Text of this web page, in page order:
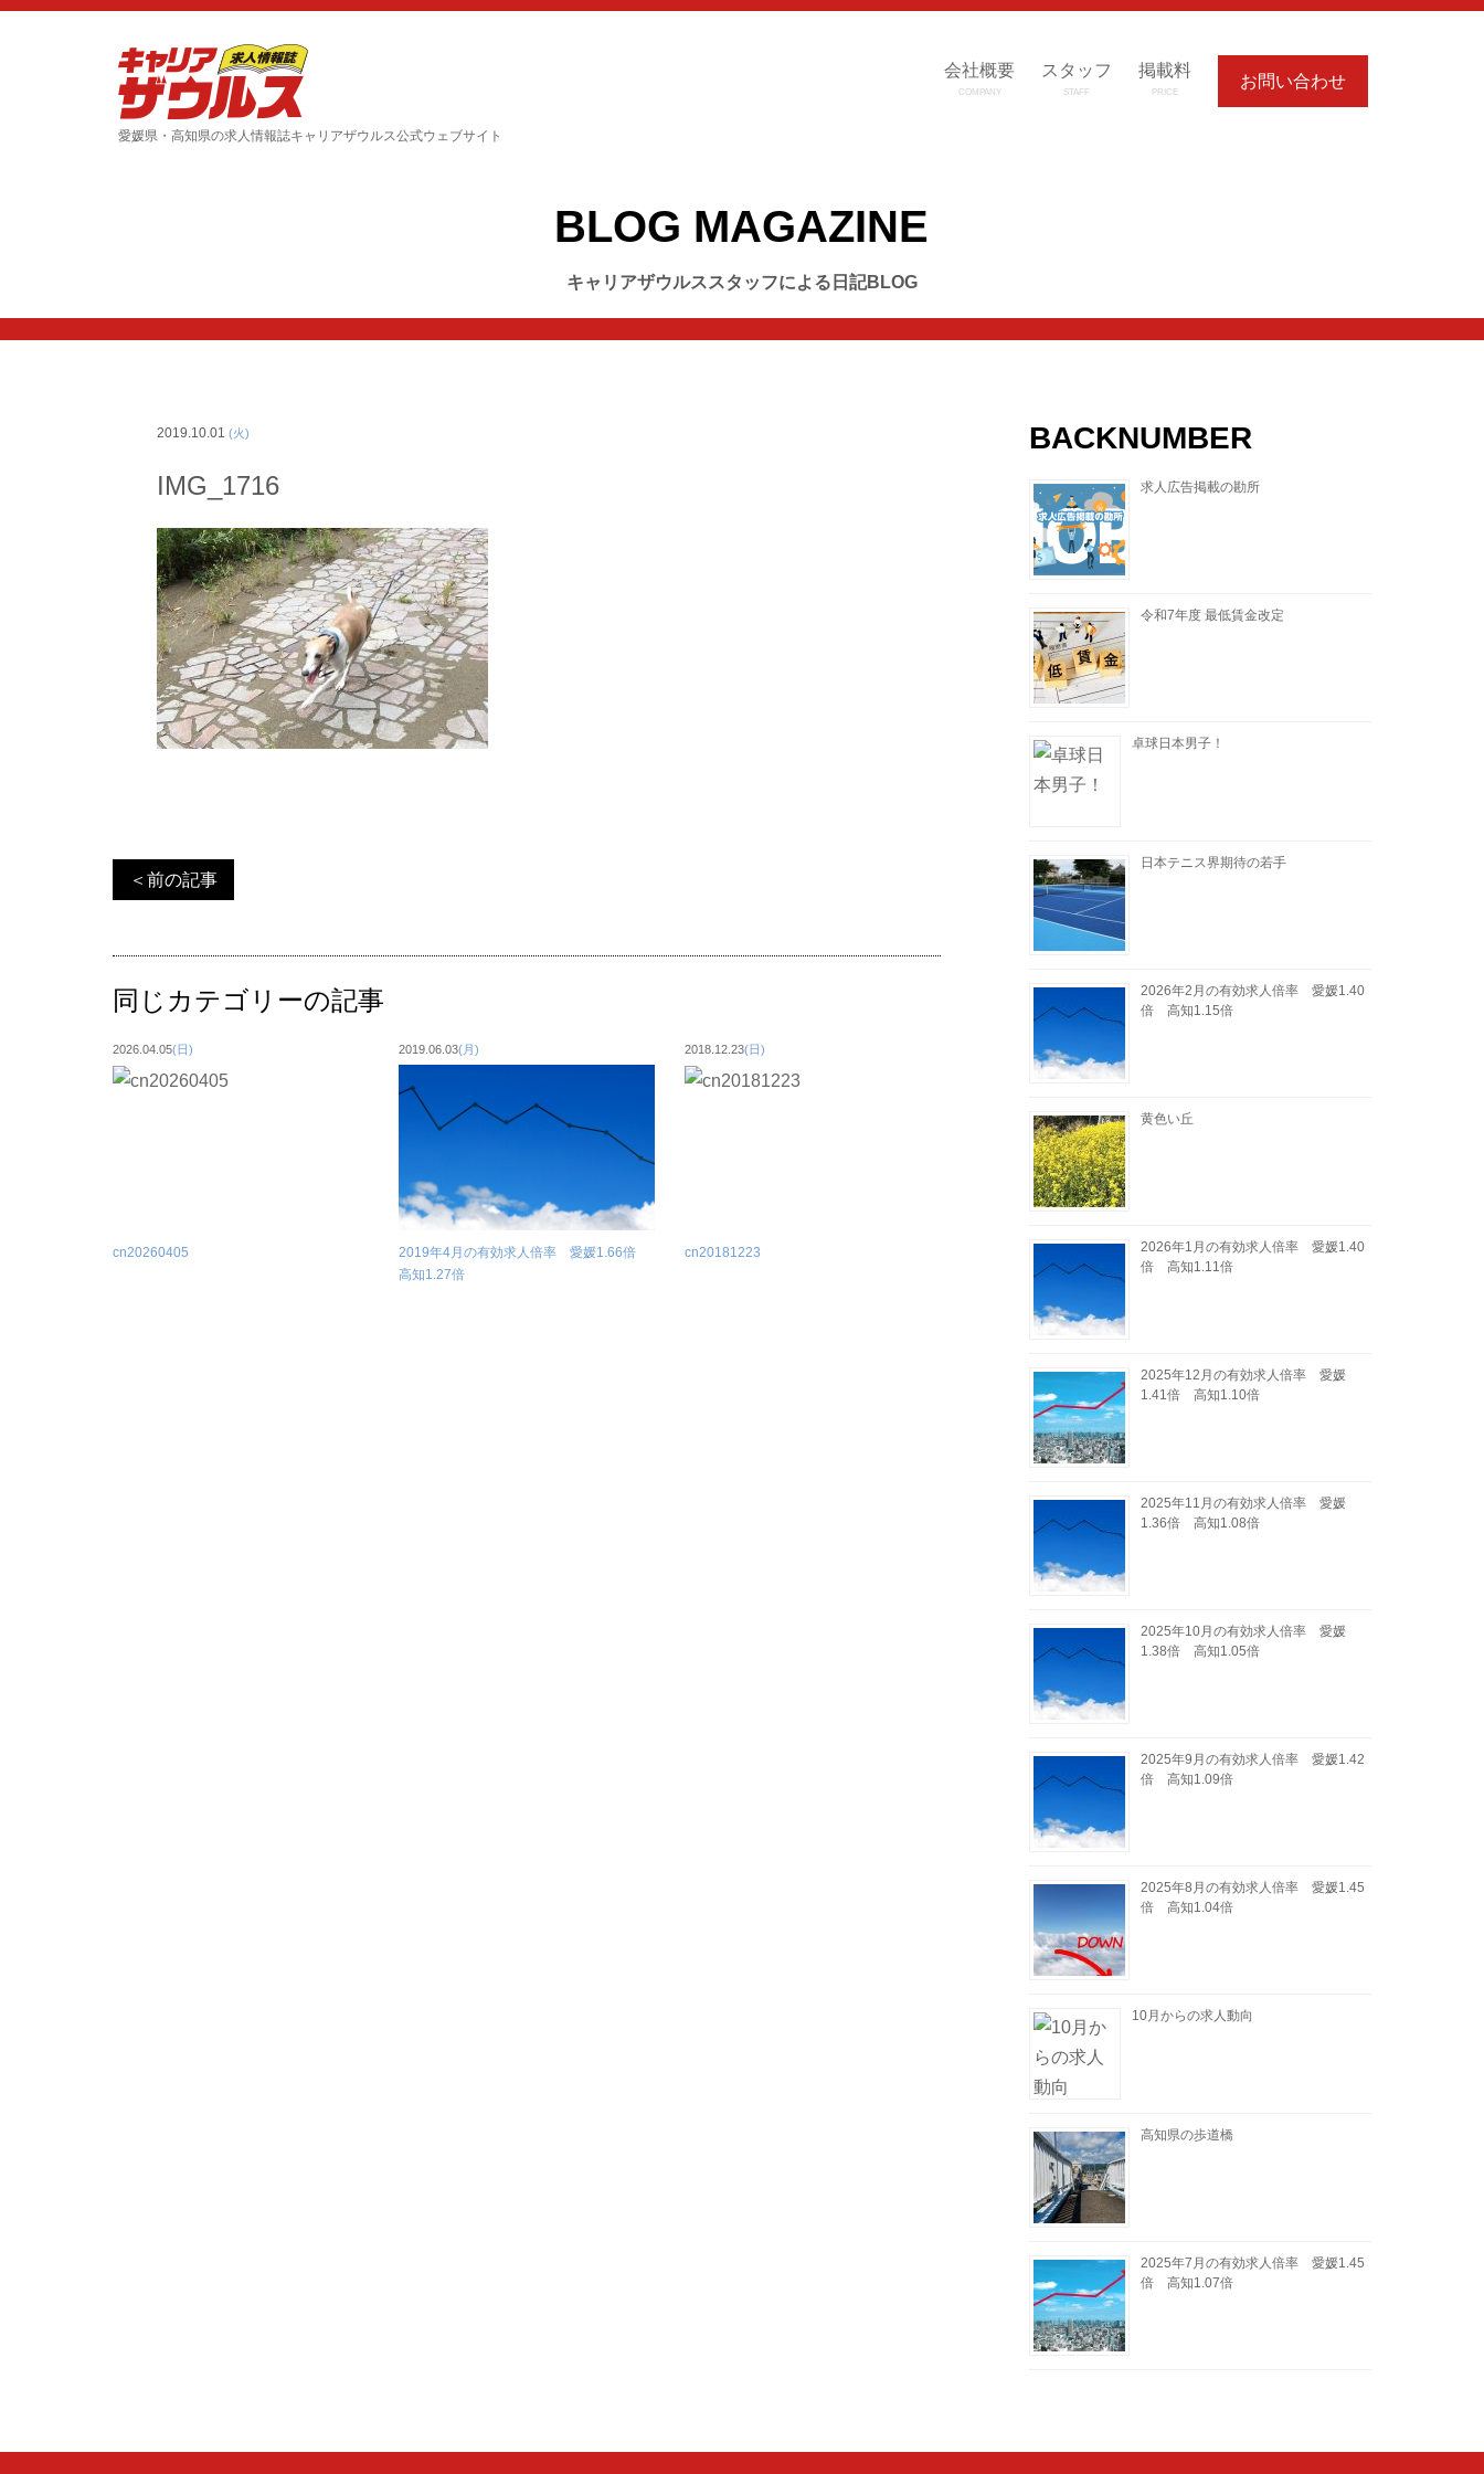
愛媛県・高知県の求人情報誌キャリアザウルス公式ウェブサイト
会社概要
COMPANY
スタッフ
STAFF
掲載料
PRICE
お問い合わせ
BLOG MAGAZINE
キャリアザウルススタッフによる日記BLOG
2019.10.01 (火)
IMG_1716
＜前の記事
同じカテゴリーの記事
2026.04.05(日)
cn20260405
2019.06.03(月)
2019年4月の有効求人倍率 愛媛1.66倍
高知1.27倍
2018.12.23(日)
cn20181223
BACKNUMBER
求人広告掲載の勘所
令和7年度 最低賃金改定
卓球日本男子！
日本テニス界期待の若手
2026年2月の有効求人倍率 愛媛1.40
倍 高知1.15倍
黄色い丘
2026年1月の有効求人倍率 愛媛1.40
倍 高知1.11倍
2025年12月の有効求人倍率 愛媛
1.41倍 高知1.10倍
2025年11月の有効求人倍率 愛媛
1.36倍 高知1.08倍
2025年10月の有効求人倍率 愛媛
1.38倍 高知1.05倍
2025年9月の有効求人倍率 愛媛1.42
倍 高知1.09倍
2025年8月の有効求人倍率 愛媛1.45
倍 高知1.04倍
10月からの求人動向
高知県の歩道橋
2025年7月の有効求人倍率 愛媛1.45
倍 高知1.07倍